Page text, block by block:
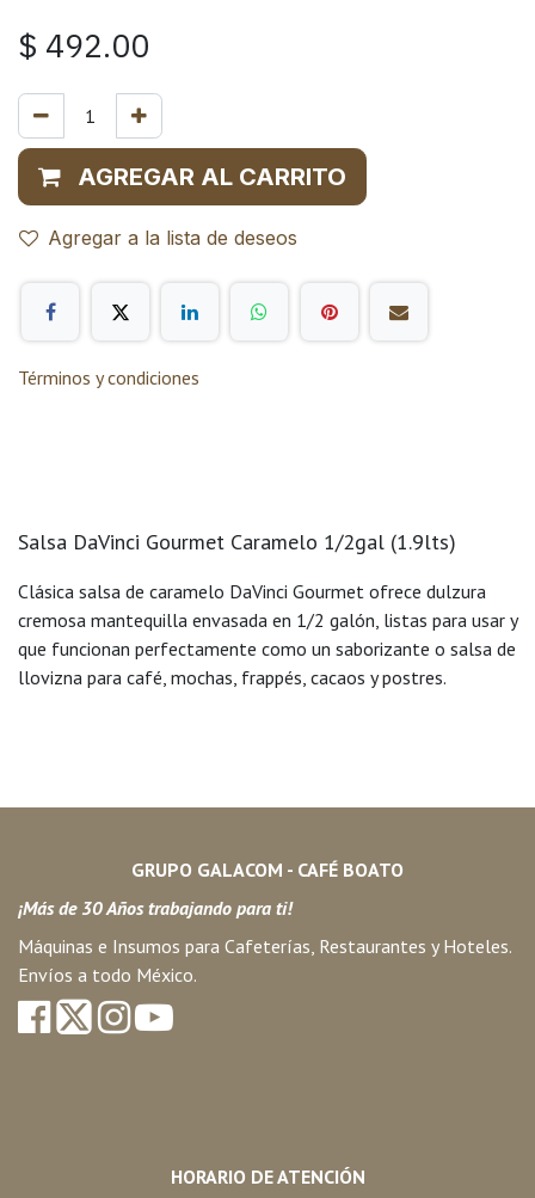
$ 492.00
AGREGAR AL CARRITO
Agregar a la lista de deseos
Términos y condiciones
Salsa DaVinci Gourmet Caramelo 1/2gal (1.9lts)
Clásica salsa de caramelo DaVinci Gourmet ofrece dulzura
cremosa mantequilla envasada en 1/2 galón, listas para usar y
que funcionan perfectamente como un saborizante o salsa de
llovizna para café, mochas, frappés, cacaos y postres.
GRUPO GALACOM - CAFÉ BOATO
¡Más de 30 Años trabajando para ti!
Máquinas e Insumos para Cafeterías, Restaurantes y Hoteles.
Envíos a todo México.
HORARIO DE ATENCIÓN